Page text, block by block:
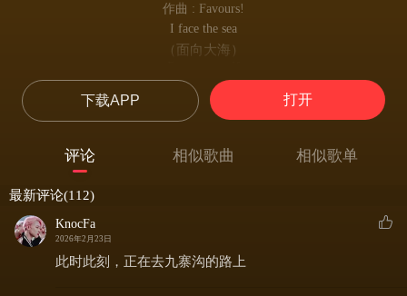
作曲 : Favours!
I face the sea
（面向大海）
（清空自己）
Hear nothing but the wave sounds
（只听见海浪的声音）
（奇怪的是）
（我已经不记得那是什么样子）
We are wilting under the pressure of choices
下载APP 打开
评论 相似歌曲 相似歌单
最新评论(112)
KnocFa
2026年2月23日
此时此刻，正在去九寨沟的路上